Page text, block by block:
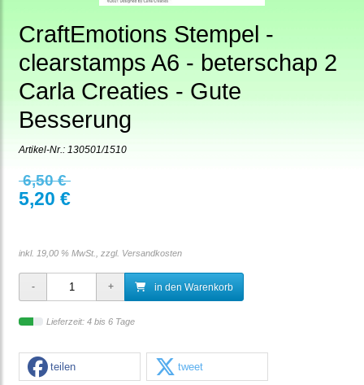
CraftEmotions Stempel -
clearstamps A6 - beterschap 2
Carla Creaties - Gute
Besserung
Artikel-Nr.: 130501/1510
6,50 €
5,20 €
inkl. 19,00 % MwSt., zzgl. Versandkosten
in den Warenkorb
Lieferzeit: 4 bis 6 Tage
teilen tweet